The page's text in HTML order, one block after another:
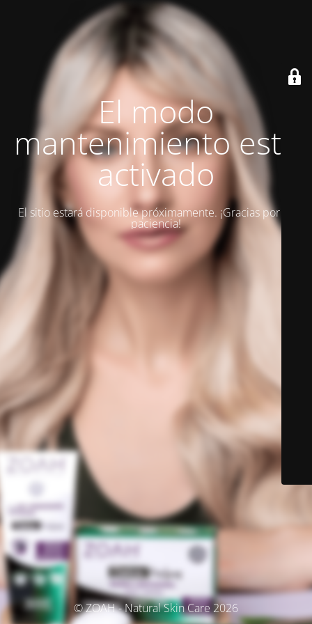
El modo
mantenimiento está
activado
El sitio estará disponible próximamente. ¡Gracias por su
paciencia!
© ZOAH - Natural Skin Care 2026